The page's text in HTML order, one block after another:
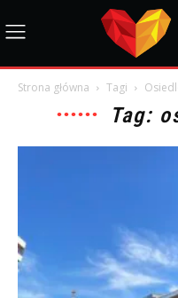
Strona główna Tagi
Tag: